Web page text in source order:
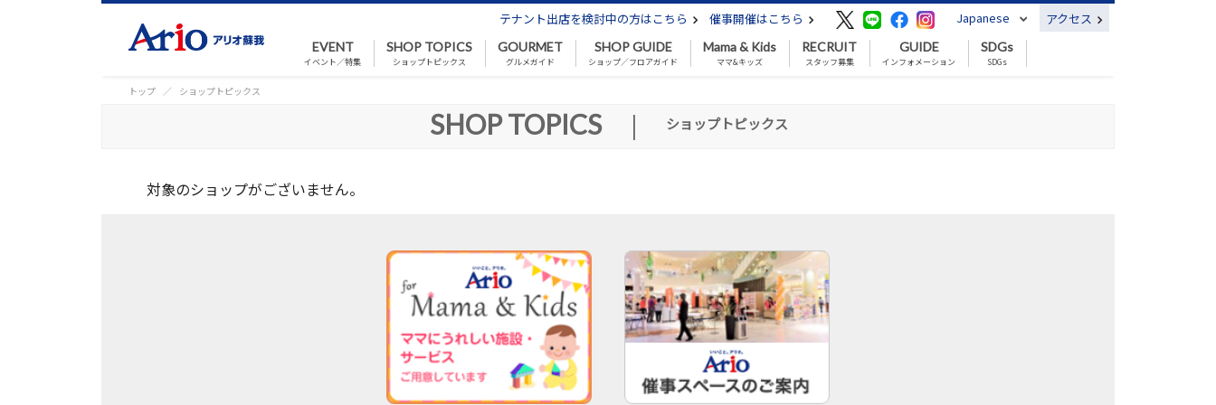
テナント出店を検討中の方はこちら 催事開催はこちら Japanese アクセス
EVENT
イベント／特集
SHOP TOPICS
ショップトピックス
GOURMET
グルメガイド
SHOP GUIDE
ショップ／フロアガイド
Mama & Kids
ママ&キッズ
RECRUIT
スタッフ募集
GUIDE
インフォメーション
SDGs
SDGs
トップ ショップトピックス
SHOP TOPICS | ショップトピックス
対象のショップがございません。